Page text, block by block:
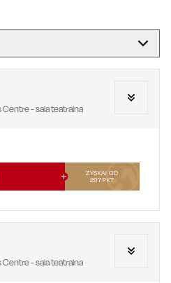
- sala teatralna
ZYSKAJ OD
297PKT
- sala teatralna